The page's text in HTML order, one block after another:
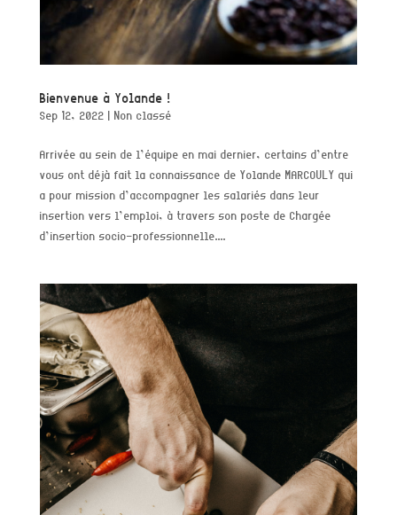
Bienvenue à Yolande !
Sep 12, 2022 | Non classé
Arrivée au sein de l’équipe en mai dernier, certains d’entre
vous ont déjà fait la connaissance de Yolande MARCOULY qui
a pour mission d’accompagner les salariés dans leur
insertion vers l’emploi, à travers son poste de Chargée
d’insertion socio-professionnelle....